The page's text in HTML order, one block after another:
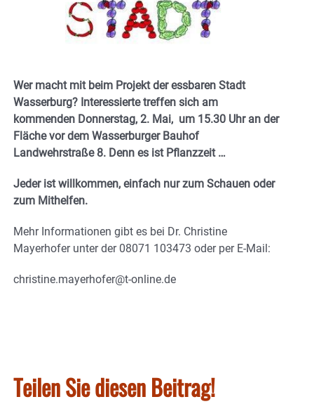
Wer macht mit beim Projekt der essbaren Stadt
Wasserburg? Interessierte treffen sich am
kommenden Donnerstag, 2. Mai, um 15.30 Uhr an der
Fläche vor dem Wasserburger Bauhof
Landwehrstraße 8. Denn es ist Pflanzzeit …
Jeder ist willkommen, einfach nur zum Schauen oder
zum Mithelfen.
Mehr Informationen gibt es bei Dr. Christine
Mayerhofer unter der 08071 103473 oder per E-Mail:
christine.mayerhofer@t-online.de
Teilen Sie diesen Beitrag!